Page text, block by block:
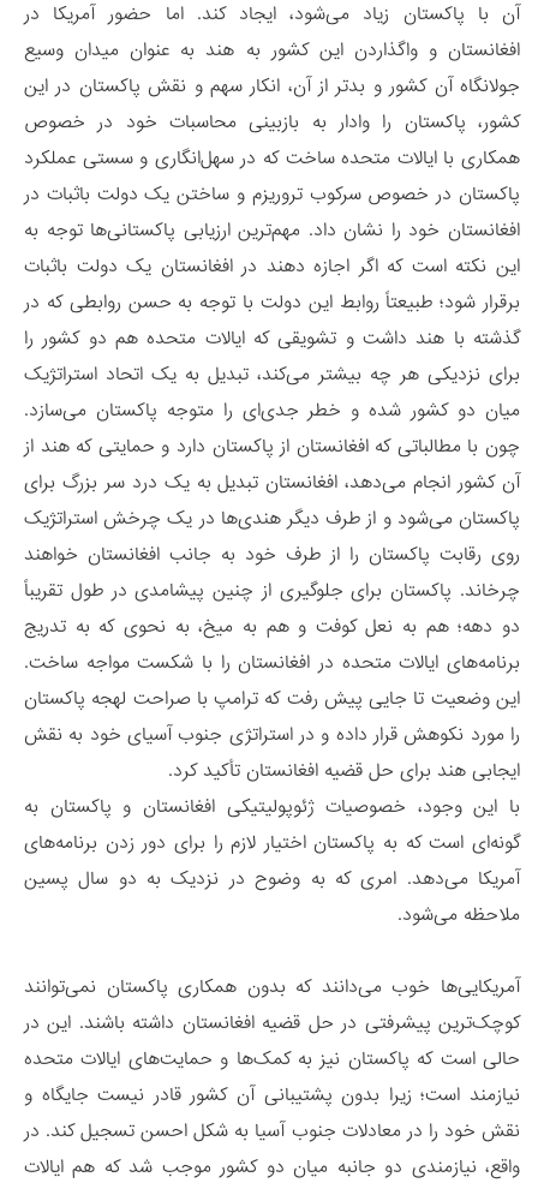
آن با پاکستان زیاد می‌شود، ایجاد کند. اما حضور آمریکا در
افغانستان و واگذاردن این کشور به‌ هند به عنوان میدان وسیع
جولانگاه آن کشور و بدتر از آن، انکار سهم و نقش پاکستان در این
کشور، پاکستان را وادار به بازبینی محاسبات خود در خصوص
همکاری با ایالات متحده ساخت که در سهل‌انگاری و سستی عملکرد
پاکستان در خصوص سرکوب تروریزم و ساختن یک دولت باثبات در
افغانستان خود را نشان داد. مهم‌ترین ارزیابی پاکستانی‌ها توجه به
این نکته است که اگر اجازه دهند در افغانستان یک دولت باثبات
برقرار شود؛ طبیعتاً روابط این دولت با توجه به حسن روابطی که در
گذشته با هند داشت و تشویقی که ایالات متحده هم دو کشور را
برای نزدیکی هر چه بیشتر می‌کند، تبدیل به یک اتحاد استراتژیک
میان دو کشور شده و خطر جدی‌ای را متوجه پاکستان می‌سازد.
چون با مطالباتی که افغانستان از پاکستان دارد و حمایتی که هند از
آن کشور انجام می‌دهد، افغانستان تبدیل به یک درد سر بزرگ برای
پاکستان می‌شود و از طرف دیگر هندی‌ها در یک چرخش استراتژیک
روی رقابت پاکستان را از طرف خود به جانب افغانستان خواهند
چرخاند. پاکستان برای جلوگیری از چنین پیشامدی در طول تقریباً
دو دهه؛ هم به نعل کوفت و هم به میخ، به نحوی که به تدریج
برنامه‌های ایالات متحده در افغانستان را با شکست مواجه ساخت.
این وضعیت تا جایی پیش رفت که ترامپ با صراحت لهجه پاکستان
را مورد نکوهش قرار داده و در استراتژی جنوب آسیای خود به نقش
ایجابی هند برای حل قضیه افغانستان تأکید کرد.
با این وجود، خصوصیات ژئوپولیتیکی افغانستان و پاکستان به‌
گونه‌ای است که به پاکستان اختیار لازم را برای دور زدن برنامه‌های
آمریکا می‌دهد. امری که به وضوح در نزدیک به دو سال پسین
ملاحظه می‌شود.
آمریکایی‌ها خوب می‌دانند که بدون همکاری پاکستان نمی‌توانند
کوچک‌ترین پیشرفتی در حل قضیه افغانستان داشته باشند. این در
حالی است که پاکستان نیز به کمک‌ها و حمایت‌های ایالات متحده
نیازمند است؛ زیرا بدون پشتیبانی آن کشور قادر نیست جایگاه و
نقش خود را در معادلات جنوب آسیا به شکل احسن تسجیل کند. در
واقع، نیازمندی دو جانبه میان دو کشور موجب شد که هم ایالات